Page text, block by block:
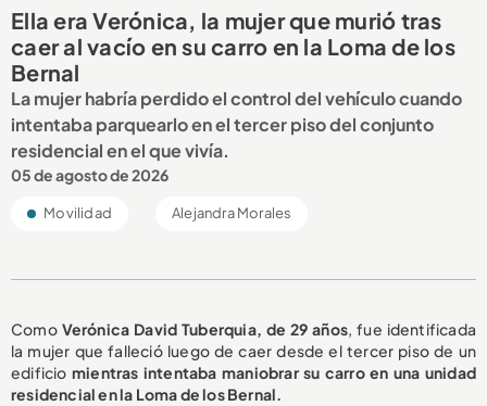
Ella era Verónica, la mujer que murió tras
caer al vacío en su carro en la Loma de los
Bernal
La mujer habría perdido el control del vehículo cuando
intentaba parquearlo en el tercer piso del conjunto
residencial en el que vivía.
05 de agosto de 2026
Movilidad Alejandra Morales
Como Verónica David Tuberquia, de 29 años, fue identificada
la mujer que falleció luego de caer desde el tercer piso de un
edificio mientras intentaba maniobrar su carro en una unidad
residencial en la Loma de los Bernal.